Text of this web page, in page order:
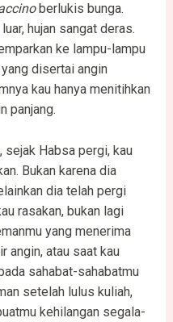
berlukis bunga.
hujan sangat deras.
ke lampu-lampu
disertai angin
kau hanya menitihkan
panjang.
sejak Habsa pergi, kau
Bukan karena dia
dia telah pergi
rasakan, bukan lagi
yang menerima
angin, atau saat kau
sahabat-sahabatmu
setelah lulus kuliah,
kehilangan segala-